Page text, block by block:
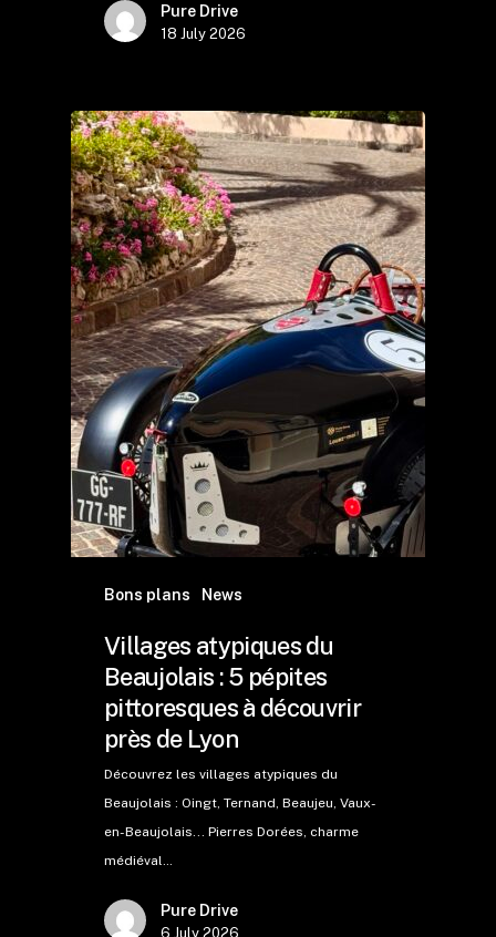
Pure Drive
18 July 2026
Bons plans News
Villages atypiques du
Beaujolais : 5 pépites
pittoresques à découvrir
près de Lyon
Découvrez les villages atypiques du
Beaujolais : Oingt, Ternand, Beaujeu, Vaux-
en-Beaujolais... Pierres Dorées, charme
médiéval…
Pure Drive
6 July 2026